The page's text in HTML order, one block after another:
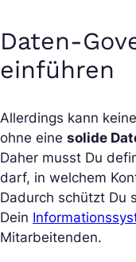
Daten-
einführen
Allerdings kann
ohne eine solide
Daher musst Du
darf, in welchem
Dadurch schützt Du
Dein
Mitarbeitenden.